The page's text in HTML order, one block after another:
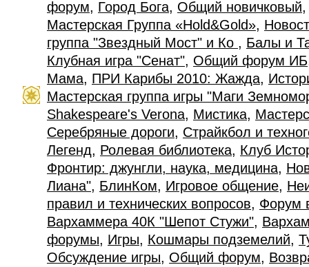
форум, Город Бога, Общий новичковый
Мастерская Группа «Hold&Gold»,
группа "Звездный Мост" и Ко , Балы и
Клубная игра "Сенат", Общий форум ИБ
Мама, ПРИ Карибы 2010: Жажда,
Мастерская группа игры "Маги
Shakespeare's Verona, Мистика,
Серебряные дороги, Страйкбол и
Легенд, Ролевая библиотека, Клуб
Фронтир: джунгли, наука, медицина,
Лиана", БлинКом, Игровое общение,
правил и технических вопросов, Форум
Вархаммера 40К "Шепот Стужи",
форумы, Игры, Кошмары подземелий,
Обсуждение игры, Общий форум,